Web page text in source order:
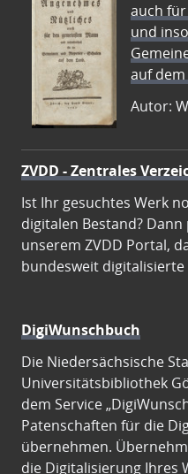
auch
und
auf dem
Autor:
ZVDD - Zentrales
Ist Ihr gesuchtes Werk
digitalen Bestand?
unserem ZVDD Portal,
bundesweit digitalisierte
DigiWunschbuch
Die Niedersächsische
Universitätsbibliothek
dem Service
Patenschaften für die
übernehmen.
die Digitalisierung Ihres